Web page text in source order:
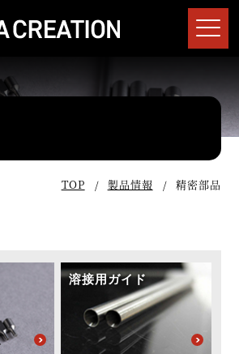
TOP 製品情報 精密部品
溶接用ガイド